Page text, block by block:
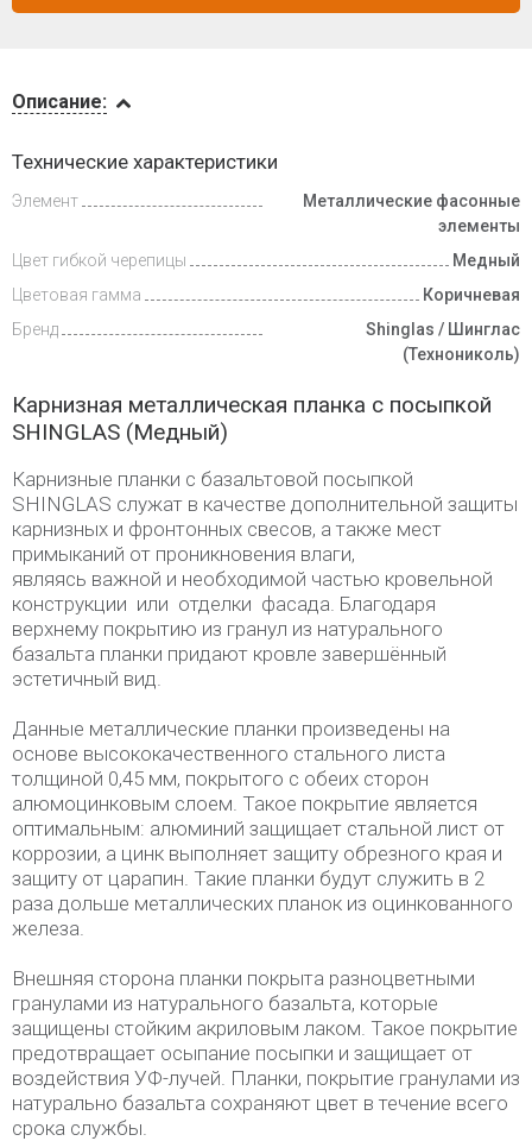
и оплата
Описание:
Технические характеристики
Элемент
Металлические фасонные
элементы
Цвет гибкой черепицы
Медный
Цветовая гамма
Коричневая
Бренд
Shinglas / Шинглас
(Технониколь)
Карнизная металлическая планка с посыпкой
SHINGLAS (Медный)
Карнизные планки с базальтовой посыпкой
SHINGLAS служат в качестве дополнительной защиты
карнизных и фронтонных свесов, а также мест
примыканий от проникновения влаги,
являясь важной и необходимой частью кровельной
конструкции или отделки фасада. Благодаря
верхнему покрытию из гранул из натурального
базальта планки придают кровле завершённый
эстетичный вид.
Данные металлические планки произведены на
основе высококачественного стального листа
толщиной 0,45 мм, покрытого с обеих сторон
алюмоцинковым слоем. Такое покрытие является
оптимальным: алюминий защищает стальной лист от
коррозии, а цинк выполняет защиту обрезного края и
защиту от царапин. Такие планки будут служить в 2
раза дольше металлических планок из оцинкованного
железа.
Внешняя сторона планки покрыта разноцветными
гранулами из натурального базальта, которые
защищены стойким акриловым лаком. Такое покрытие
предотвращает осыпание посыпки и защищает от
воздействия УФ-лучей. Планки, покрытие гранулами из
натурально базальта сохраняют цвет в течение всего
срока службы.